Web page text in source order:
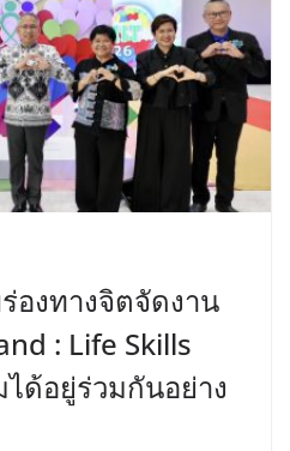
องทางจิตจัดงาน
: Life Skills
ด้อยู่ร่วมกันอย่าง